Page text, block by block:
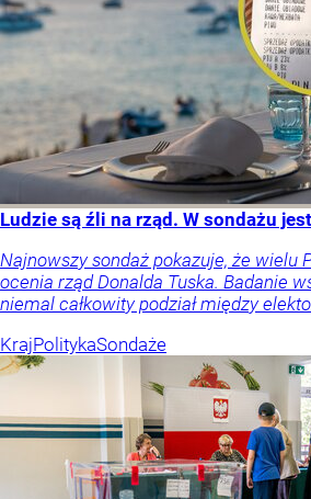
Ludzie są źli na rząd. W sondażu
Najnowszy sondaż pokazuje, że wielu
ocenia rząd Donalda Tuska. Badanie
niemal całkowity podział między
KrajPolitykaSondaże